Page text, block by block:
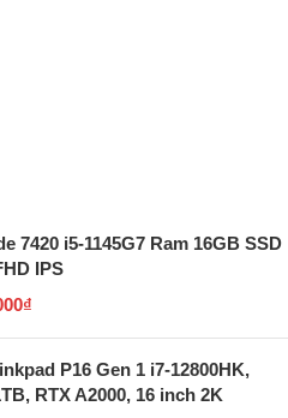
7420 i5-1145G7 Ram 16GB SSD
IPS
₫
P16 Gen 1 i7-12800HK,
RTX A2000, 16 inch 2K